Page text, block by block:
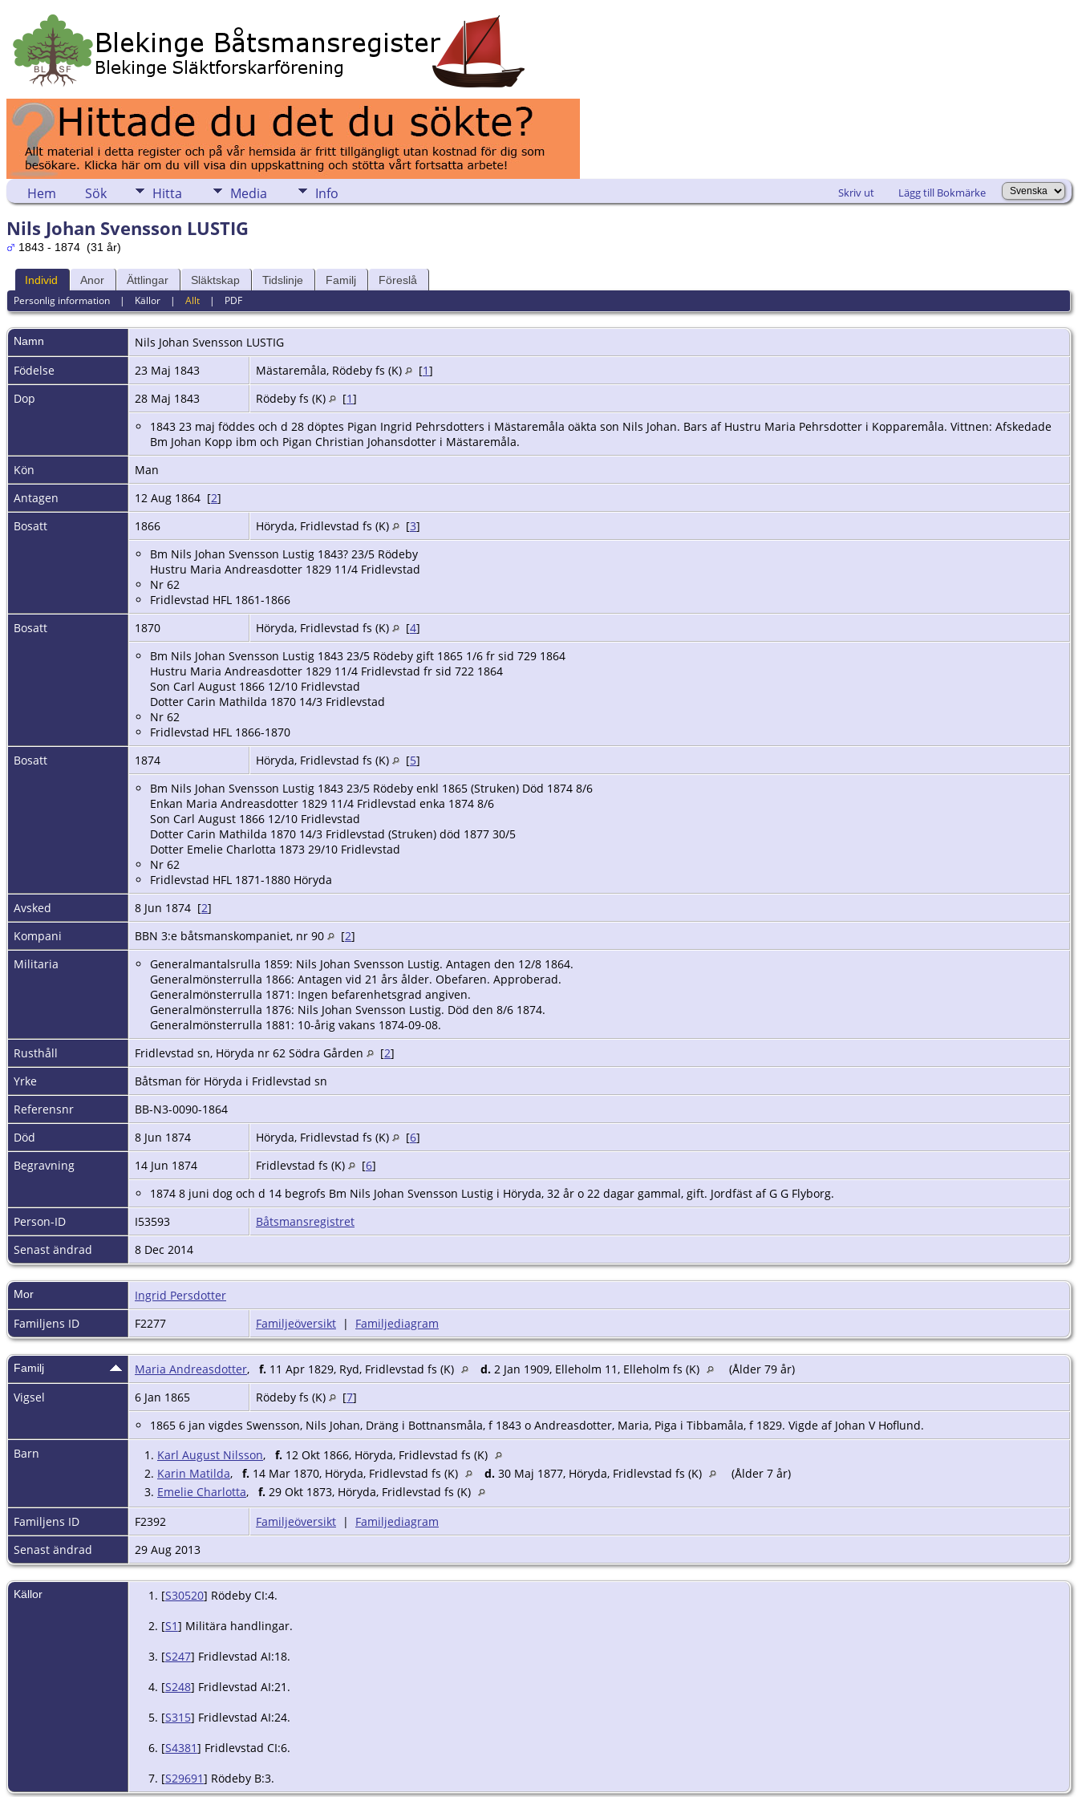
Hem Sök Hitta Media Info Skriv ut Lägg till Bokmärke
Nils Johan Svensson LUSTIG
1843 - 1874 (31 år)
Individ Anor Ättlingar Släktskap Tidslinje Familj Föreslå
Personlig information | Källor |Allt | PDF
Namn Nils Johan Svensson LUSTIG
Födelse
23 Maj 1843 Mästaremåla, Rödeby fs (K) [1]
Dop
28 Maj 1843 Rödeby fs (K) [1]
1843 23 maj föddes och d 28 döptes Pigan Ingrid Pehrsdotters i Mästaremåla oäkta son Nils Johan. Bars af Hustru Maria Pehrsdotter i Kopparemåla. Vittnen: Afskedade
Bm Johan Kopp ibm och Pigan Christian Johansdotter i Mästaremåla.
Kön
Man
Antagen
12 Aug 1864 [2]
Bosatt
1866 Höryda, Fridlevstad fs (K) [3]
Bm Nils Johan Svensson Lustig 1843? 23/5 Rödeby
Hustru Maria Andreasdotter 1829 11/4 Fridlevstad
Nr 62
Fridlevstad HFL 1861-1866
Bosatt
1870 Höryda, Fridlevstad fs (K) [4]
Bm Nils Johan Svensson Lustig 1843 23/5 Rödeby gift 1865 1/6 fr sid 729 1864
Hustru Maria Andreasdotter 1829 11/4 Fridlevstad fr sid 722 1864
Son Carl August 1866 12/10 Fridlevstad
Dotter Carin Mathilda 1870 14/3 Fridlevstad
Nr 62
Fridlevstad HFL 1866-1870
Bosatt
1874 Höryda, Fridlevstad fs (K) [5]
Bm Nils Johan Svensson Lustig 1843 23/5 Rödeby enkl 1865 (Struken) Död 1874 8/6
Enkan Maria Andreasdotter 1829 11/4 Fridlevstad enka 1874 8/6
Son Carl August 1866 12/10 Fridlevstad
Dotter Carin Mathilda 1870 14/3 Fridlevstad (Struken) död 1877 30/5
Dotter Emelie Charlotta 1873 29/10 Fridlevstad
Nr 62
Fridlevstad HFL 1871-1880 Höryda
Avsked
8 Jun 1874 [2]
Kompani
BBN 3:e båtsmanskompaniet, nr 90 [2]
Militaria
Generalmantalsrulla 1859: Nils Johan Svensson Lustig. Antagen den 12/8 1864.
Generalmönsterrulla 1866: Antagen vid 21 års ålder. Obefaren. Approberad.
Generalmönsterrulla 1871: Ingen befarenhetsgrad angiven.
Generalmönsterrulla 1876: Nils Johan Svensson Lustig. Död den 8/6 1874.
Generalmönsterrulla 1881: 10-årig vakans 1874-09-08.
Rusthåll
Fridlevstad sn, Höryda nr 62 Södra Gården [2]
Yrke
Båtsman för Höryda i Fridlevstad sn
Referensnr
BB-N3-0090-1864
Död
8 Jun 1874 Höryda, Fridlevstad fs (K) [6]
Begravning
14 Jun 1874 Fridlevstad fs (K) [6]
1874 8 juni dog och d 14 begrofs Bm Nils Johan Svensson Lustig i Höryda, 32 år o 22 dagar gammal, gift. Jordfäst af G G Flyborg.
Person-ID
I53593
Båtsmansregistret
Senast ändrad
8 Dec 2014
Mor
Ingrid Persdotter
Familjens ID
F2277 Familjeöversikt | Familjediagram
Familj Maria Andreasdotter, f. 11 Apr 1829, Ryd, Fridlevstad fs (K) d. 2 Jan 1909, Elleholm 11, Elleholm fs (K)
(Ålder 79 år)
Vigsel
6 Jan 1865 Rödeby fs (K) [7]
1865 6 jan vigdes Swensson, Nils Johan, Dräng i Bottnansmåla, f 1843 o Andreasdotter, Maria, Piga i Tibbamåla, f 1829. Vigde af Johan V Hoflund.
Barn
1. Karl August Nilsson, f. 12 Okt 1866, Höryda, Fridlevstad fs (K)
2. Karin Matilda, f. 14 Mar 1870, Höryda, Fridlevstad fs (K) d. 30 Maj 1877, Höryda, Fridlevstad fs (K)
(Ålder 7 år)
3. Emelie Charlotta, f. 29 Okt 1873, Höryda, Fridlevstad fs (K)
Familjens ID
F2392 Familjeöversikt | Familjediagram
Senast ändrad
29 Aug 2013
Källor [S30520] Rödeby CI:4.
[S1] Militära handlingar.
[S247] Fridlevstad AI:18.
[S248] Fridlevstad AI:21.
[S315] Fridlevstad AI:24.
[S4381] Fridlevstad CI:6.
[S29691] Rödeby B:3.